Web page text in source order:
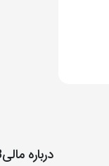
درباره مالی3